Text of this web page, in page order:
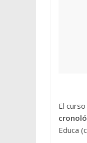
El
Educa